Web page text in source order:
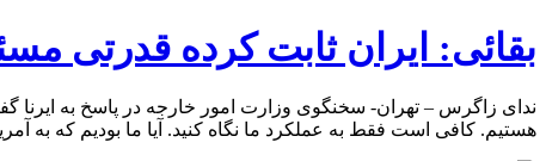
بقائی: ایران ثابت کرده قدرتی
ندای زاگرس – تهران- سخنگوی وزارت امور خارجه در پاسخ به ایرنا
هستیم. کافی است فقط به عملکرد ما نگاه کنید. آیا ما بودیم که به آمریکا لشکرکشی